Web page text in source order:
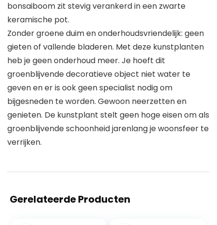
bonsaiboom zit stevig verankerd in een zwarte
keramische pot.
Zonder groene duim en onderhoudsvriendelijk: geen
gieten of vallende bladeren. Met deze kunstplanten
heb je geen onderhoud meer. Je hoeft dit
groenblijvende decoratieve object niet water te
geven en er is ook geen specialist nodig om
bijgesneden te worden. Gewoon neerzetten en
genieten. De kunstplant stelt geen hoge eisen om als
groenblijvende schoonheid jarenlang je woonsfeer te
verrijken.
Gerelateerde Producten